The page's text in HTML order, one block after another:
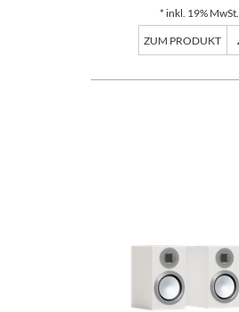
* inkl. 19% MwSt.
ZUM PRODUKT